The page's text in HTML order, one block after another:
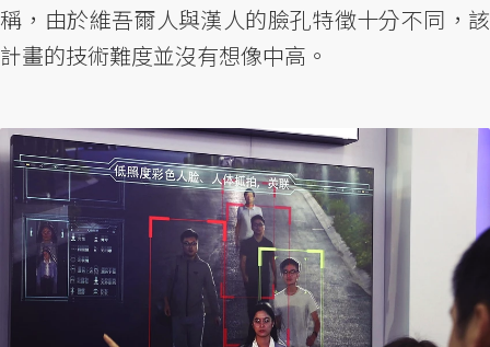
稱，由於維吾爾人與漢人的臉孔特徵十分不同，該
計畫的技術難度並沒有想像中高。